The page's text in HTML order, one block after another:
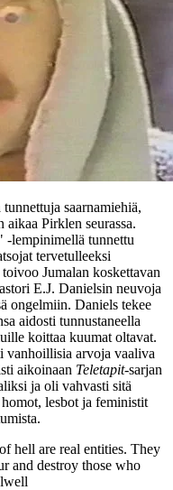
saarnamiehiä,
Pirklen seurassa.
tunnettu
tervetulleeksi
Jumalan koskettavan
E.J. Danielsin neuvoja
ongelmiin. Daniels tekee
aidosti tunnustaneella
koittaa kuumat oltavat.
vanhoillisia arvoja vaaliva
aikoinaan Teletapit-sarjan
ja oli vahvasti sitä
lesbot ja feministit
hell are real entities. They
and destroy those who